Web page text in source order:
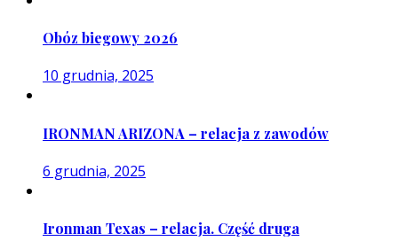
Obóz biegowy 2026
10 grudnia, 2025
IRONMAN ARIZONA – relacja z zawodów
6 grudnia, 2025
Ironman Texas – relacja. Część druga